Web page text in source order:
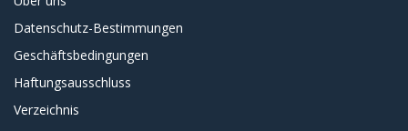
Datenschutz-Bestimmungen
Geschäftsbedingungen
Haftungsausschluss
Verzeichnis